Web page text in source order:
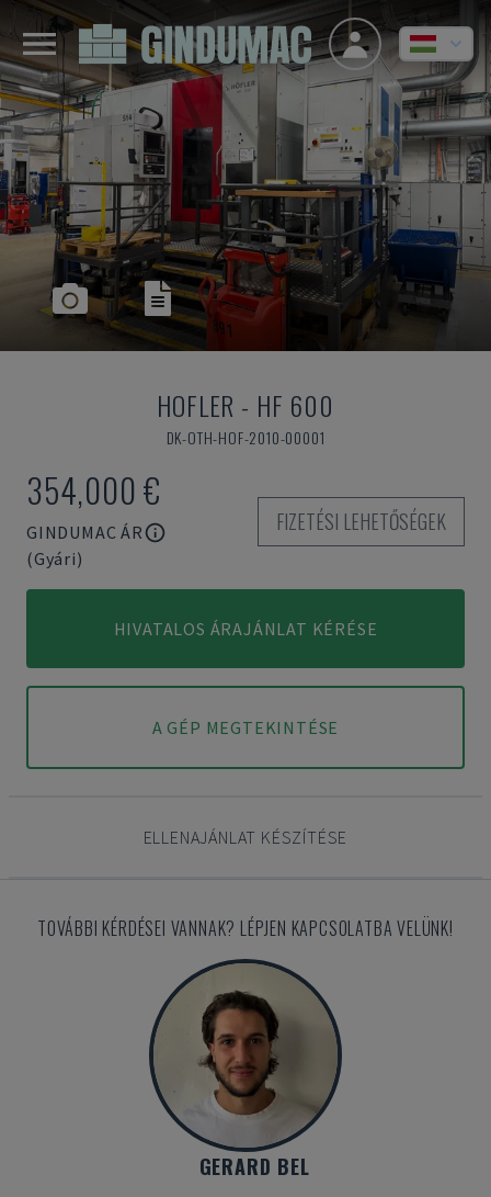
HOFLER - HF 600
DK-OTH-HOF-2010-00001
354,000 €
GINDUMAC ÁR
(Gyári)
FIZETÉSI LEHETŐSÉGEK
HIVATALOS ÁRAJÁNLAT KÉRÉSE
A GÉP MEGTEKINTÉSE
ELLENAJÁNLAT KÉSZÍTÉSE
TOVÁBBI KÉRDÉSEI VANNAK? LÉPJEN KAPCSOLATBA VELÜNK!
GERARD BEL